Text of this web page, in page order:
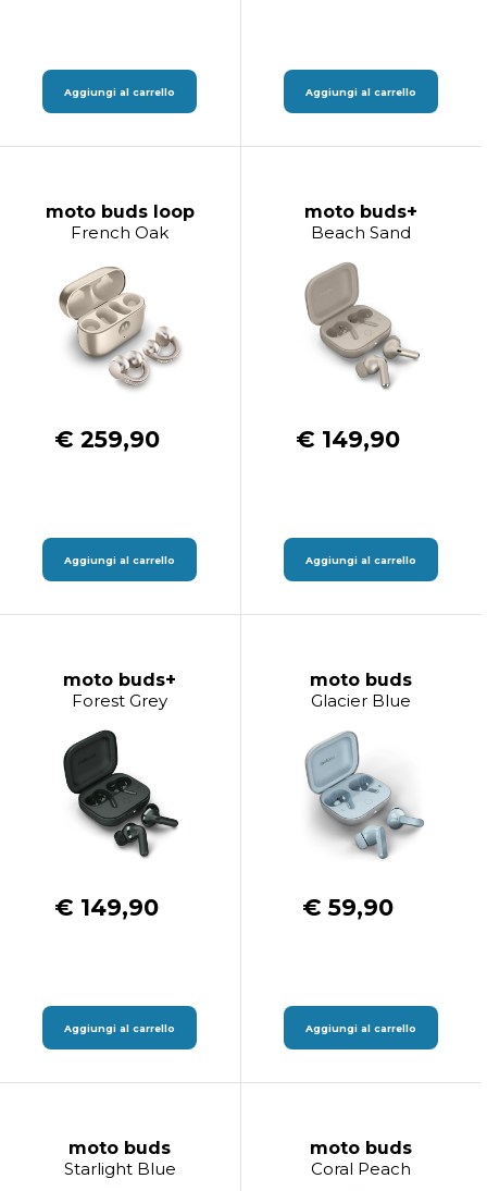
Aggiungi al carrello Aggiungi al carrello
moto buds loop
French Oak
€ 259,90
Aggiungi al carrello
moto buds+
Beach Sand
€ 149,90
Aggiungi al carrello
moto buds+
Forest Grey
€ 149,90
Aggiungi al carrello
moto buds
Glacier Blue
€ 59,90
Aggiungi al carrello
moto buds
Starlight Blue
moto buds
Coral Peach